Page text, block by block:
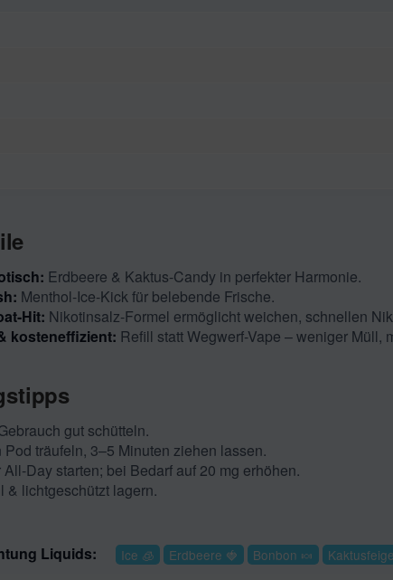
Erdbeere & Kaktus-Candy in perfekter Harmonie.
Menthol-Ice-Kick für belebende Frische.
Hit: Nikotinsalz-Formel ermöglicht weichen, schnellen
kosteneffizient: Refill statt Wegwerf-Vape – weniger Müll,
gut schütteln.
träufeln, 3–5 Minuten ziehen lassen.
All-Day starten; bei Bedarf auf 20 mg erhöhen.
& lichtgeschützt lagern.
Liquids: ​​Ice 🧊 Erdbeere 🍓 Bonbon 🍬​ Kaktusfeige